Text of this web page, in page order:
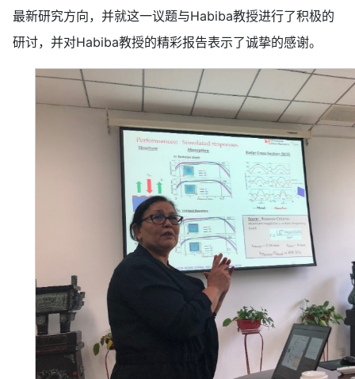
最新研究方向，并就这一议题与Habiba教授进行了积极的
研讨，并对Habiba教授的精彩报告表示了诚挚的感谢。